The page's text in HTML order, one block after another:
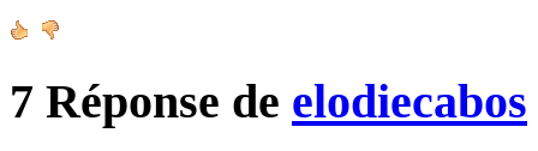
7 Réponse de elodiecabos